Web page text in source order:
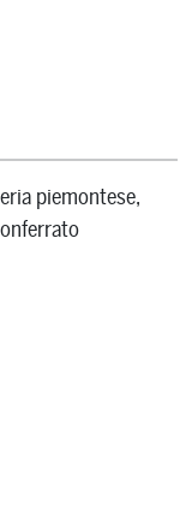
piemontese,